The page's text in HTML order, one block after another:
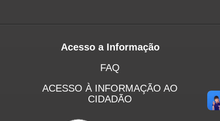
Acesso a Informação
FAQ
ACESSO À INFORMAÇÃO AO
CIDADÃO